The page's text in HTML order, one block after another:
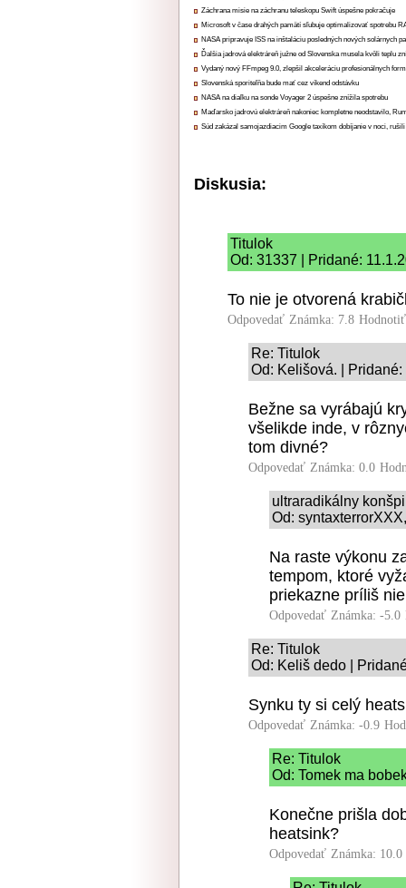
Záchrana misie na záchranu teleskopu Swift úspešne pokračuje
Microsoft v čase drahých pamätí sľubuje optimalizovať spotrebu
NASA pripravuje ISS na inštaláciu posledných nových solárnych
Ďalšia jadrová elektráreň južne od Slovenska musela kvôli teplu
Vydaný nový FFmpeg 9.0, zlepšil akceleráciu profesionálnych
Slovenská sporiteľňa bude mať cez víkend odstávku
NASA na diaľku na sonde Voyager 2 úspešne znížila spotrebu
Maďarsko jadrovú elektráreň nakoniec kompletne neodstavilo,
Súd zakázal samojazdiacim Google taxíkom dobíjanie v noci,
Diskusia:
Titulok
Od: 31337 | Pridané:
To nie je otvorená
Odpovedať Známka: 7.8
Re: Titulok
Od: Kelišová. |
Bežne sa vyrábajú
všelikde inde, v
tom divné?
Odpovedať Známka: 0.0
ultraradikálny
Od:
Na raste výkonu
tempom, ktoré
priekazne príliš
Odpovedať Známka: -5.0
Re: Titulok
Od: Keliš dedo |
Synku ty si celý
Odpovedať Známka: -0.9
Re: Titulok
Od: Tomek ma
Konečne prišla
heatsink?
Odpovedať Známka: 10.0